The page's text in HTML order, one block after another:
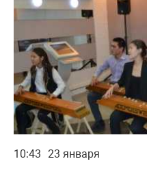
10:43 23 января